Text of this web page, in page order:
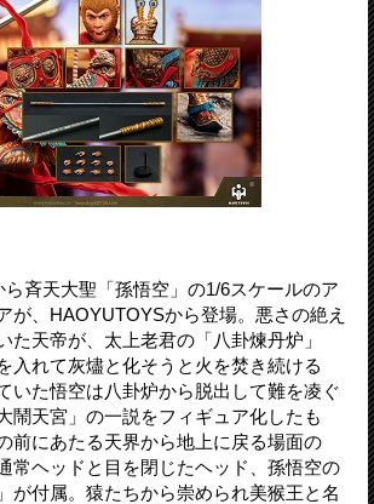
斉天大聖「孫悟空」の1/6スケールのア
が、HAOYUTOYSから登場。悪さの絶え
た天帝が、太上老君の「八卦煉丹炉」
入れて灰燼と化そうと火を焚き続ける
いた悟空は八卦炉から脱出して難を凌ぐ
鬧天宮」の一説をフィギュア化したも
前にあたる天界から地上に戻る場面の
常ヘッドと目を閉じたヘッド、孫悟空の
が付属。猿たちから崇められ美猴王と名